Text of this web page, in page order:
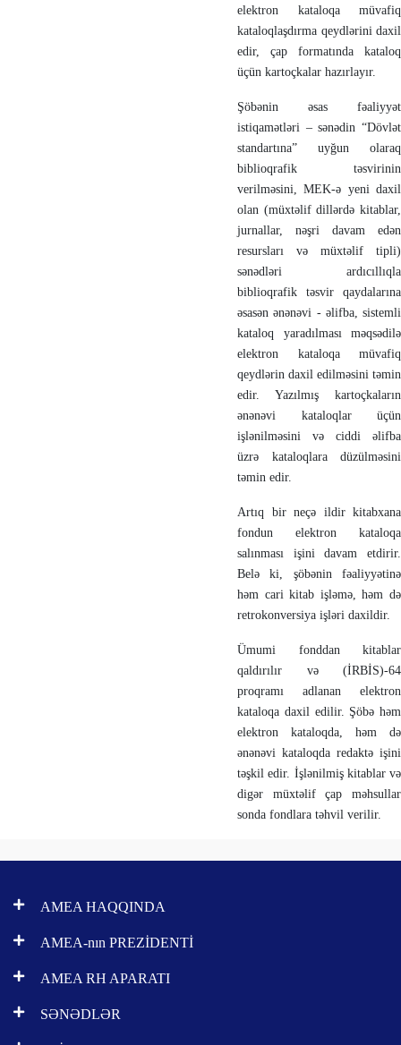
elektron kataloqa müvafiq
kataloqlaşdırma qeydlərini daxil
edir, çap formatında kataloq
üçün kartoçkalar hazırlayır.
Şöbənin əsas fəaliyyət
istiqamətləri – sənədin “Dövlət
standartına” uyğun olaraq
biblioqrafik təsvirinin
verilməsini, MEK-ə yeni daxil
olan (müxtəlif dillərdə kitablar,
jurnallar, nəşri davam edən
resursları və müxtəlif tipli)
sənədləri ardıcıllıqla
biblioqrafik təsvir qaydalarına
əsasən ənənəvi - əlifba, sistemli
kataloq yaradılması məqsədilə
elektron kataloqa müvafiq
qeydlərin daxil edilməsini təmin
edir. Yazılmış kartoçkaların
ənənəvi kataloqlar üçün
işlənilməsini və ciddi əlifba
üzrə kataloqlara düzülməsini
təmin edir.
Artıq bir neçə ildir kitabxana
fondun elektron kataloqa
salınması işini davam etdirir.
Belə ki, şöbənin fəaliyyətinə
həm cari kitab işləmə, həm də
retrokonversiya işləri daxildir.
Ümumi fonddan kitablar
qaldırılır və (İRBİS)-64
proqramı adlanan elektron
kataloqa daxil edilir. Şöbə həm
elektron kataloqda, həm də
ənənəvi kataloqda redaktə işini
təşkil edir. İşlənilmiş kitablar və
digər müxtəlif çap məhsullar
sonda fondlara təhvil verilir.
AMEA HAQQINDA
AMEA-nın PREZİDENTİ
AMEA RH APARATI
SƏNƏDLƏR